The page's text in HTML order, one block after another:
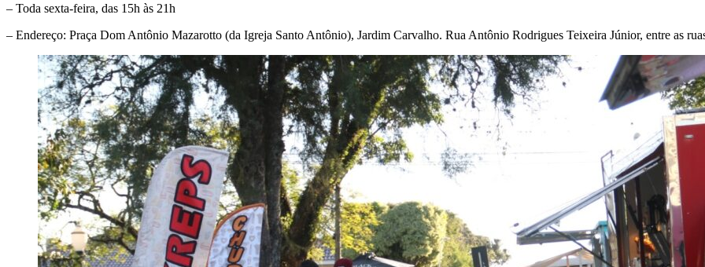
– Toda sexta-feira, das 15h às 21h
– Endereço: Praça Dom Antônio Mazarotto (da Igreja Santo Antônio), Jardim Carvalho. Rua Antônio Rodrigues Teixeira Júnior, entre as